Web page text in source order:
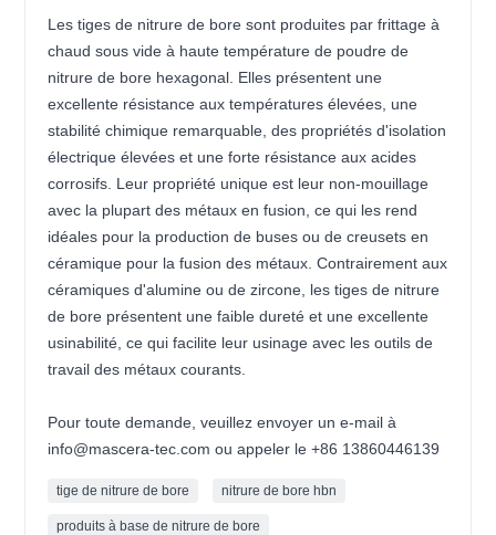
Les tiges de nitrure de bore sont produites par frittage à
chaud sous vide à haute température de poudre de
nitrure de bore hexagonal. Elles présentent une
excellente résistance aux températures élevées, une
stabilité chimique remarquable, des propriétés d'isolation
électrique élevées et une forte résistance aux acides
corrosifs. Leur propriété unique est leur non-mouillage
avec la plupart des métaux en fusion, ce qui les rend
idéales pour la production de buses ou de creusets en
céramique pour la fusion des métaux. Contrairement aux
céramiques d'alumine ou de zircone, les tiges de nitrure
de bore présentent une faible dureté et une excellente
usinabilité, ce qui facilite leur usinage avec les outils de
travail des métaux courants.
Pour toute demande, veuillez envoyer un e-mail à
info@mascera-tec.com ou appeler le +86 13860446139
tige de nitrure de bore nitrure de bore hbn
produits à base de nitrure de bore